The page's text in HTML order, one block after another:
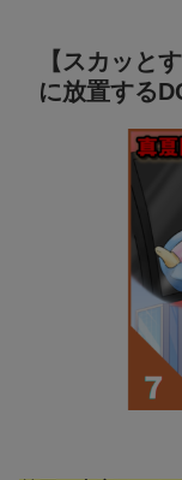
【スカッと
に放置する